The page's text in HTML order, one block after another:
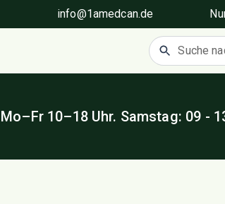
info@1amedcan.de
10–18 Uhr. Samstag: 09 -